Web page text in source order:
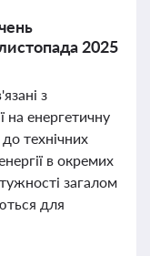
2025
з
на енергетичну
технічних
в окремих
загалом
для